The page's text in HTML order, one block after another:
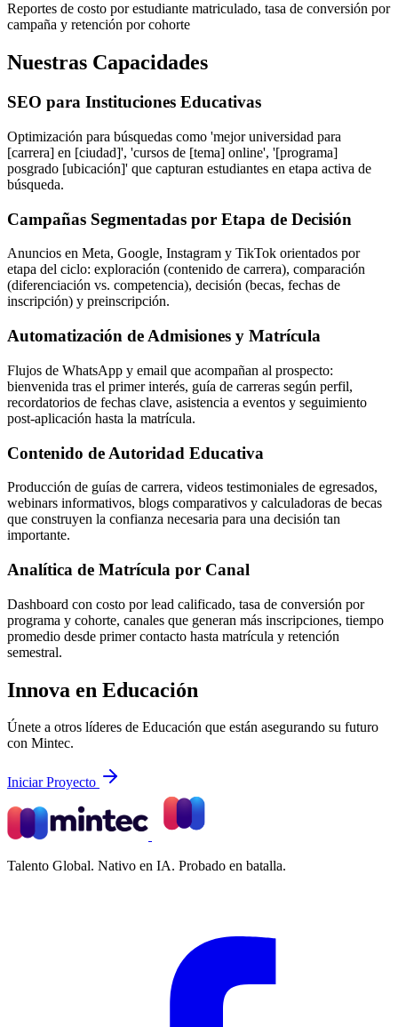
Reportes de costo por estudiante matriculado, tasa de conversión por
campaña y retención por cohorte
Nuestras Capacidades
SEO para Instituciones Educativas
Optimización para búsquedas como 'mejor universidad para
[carrera] en [ciudad]', 'cursos de [tema] online', '[programa]
posgrado [ubicación]' que capturan estudiantes en etapa activa de
búsqueda.
Campañas Segmentadas por Etapa de Decisión
Anuncios en Meta, Google, Instagram y TikTok orientados por
etapa del ciclo: exploración (contenido de carrera), comparación
(diferenciación vs. competencia), decisión (becas, fechas de
inscripción) y preinscripción.
Automatización de Admisiones y Matrícula
Flujos de WhatsApp y email que acompañan al prospecto:
bienvenida tras el primer interés, guía de carreras según perfil,
recordatorios de fechas clave, asistencia a eventos y seguimiento
post-aplicación hasta la matrícula.
Contenido de Autoridad Educativa
Producción de guías de carrera, videos testimoniales de egresados,
webinars informativos, blogs comparativos y calculadoras de becas
que construyen la confianza necesaria para una decisión tan
importante.
Analítica de Matrícula por Canal
Dashboard con costo por lead calificado, tasa de conversión por
programa y cohorte, canales que generan más inscripciones, tiempo
promedio desde primer contacto hasta matrícula y retención
semestral.
Innova en Educación
Únete a otros líderes de Educación que están asegurando su futuro
con Mintec.
Iniciar Proyecto
Talento Global. Nativo en IA. Probado en batalla.